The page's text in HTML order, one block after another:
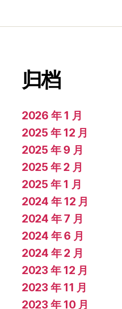
归档
2026 年 1 月
2025 年 12 月
2025 年 9 月
2025 年 2 月
2025 年 1 月
2024 年 12 月
2024 年 7 月
2024 年 6 月
2024 年 2 月
2023 年 12 月
2023 年 11 月
2023 年 10 月